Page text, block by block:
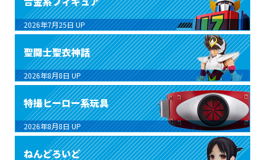
2026年7月25日 UP
聖闘士聖衣神話
2026年8月8日 UP
特撮ヒーロー系玩具
2026年8月8日 UP
ねんどろいど